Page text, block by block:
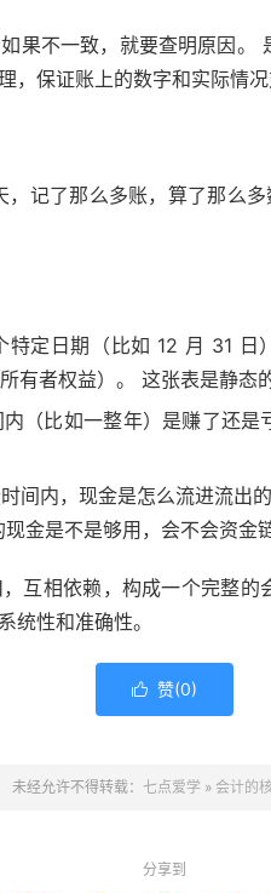
果不一致，就要查明原因。
保证账上的数字和实际情况
记了那么多账，算了那么
特定日期（比如 12 月 31
有者权益）。 这张表是静态
（比如一整年）是赚了还
间内，现金是怎么流进流出
金是不是够用，会不会资金
互相依赖，构成一个完整
统性和准确性。
 赞(0)
未经允许不得转载： 七点爱学 » 会计的
分享到